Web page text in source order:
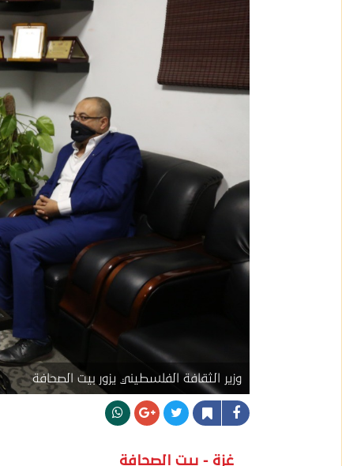
وزير الثقافة الفلسطيني يزور بيت الصحافة
غزة - بيت الصحافة